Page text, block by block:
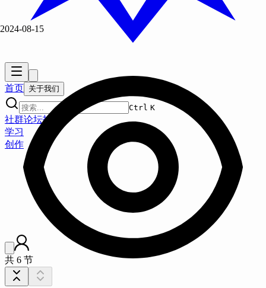
首页 关于我们
Ctrl K
社群论坛拆分
学习
创作
共 6 节
2024-08-15